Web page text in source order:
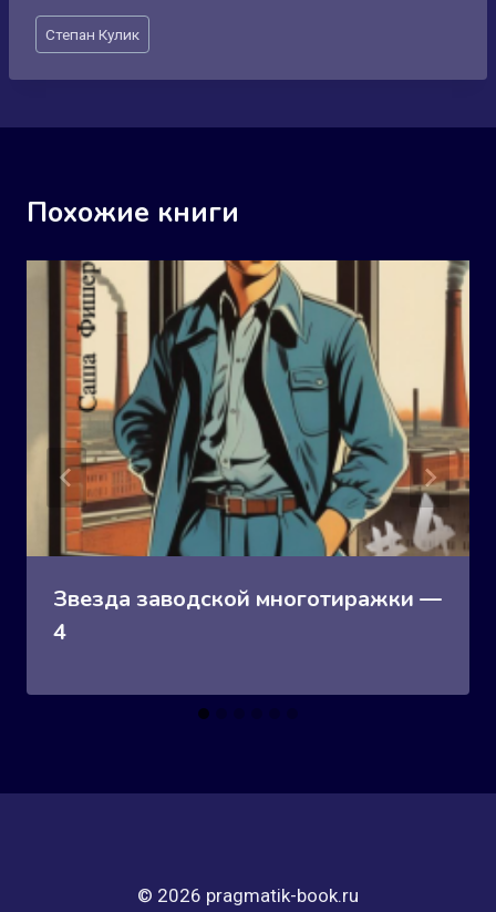
Метки
записи:
Степан Кулик
Похожие книги
Звезда заводской многотиражки —
4
© 2026 pragmatik-book.ru